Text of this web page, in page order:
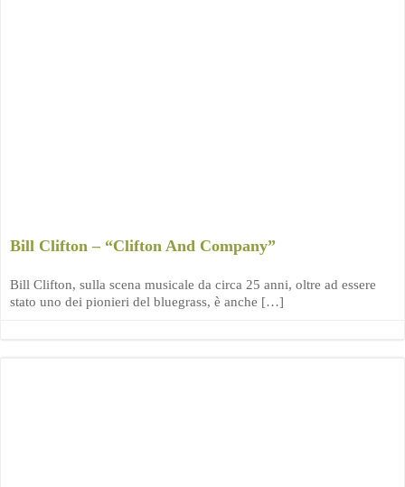
Bill Clifton – “Clifton And Company”
Bill Clifton, sulla scena musicale da circa 25 anni, oltre ad essere
stato uno dei pionieri del bluegrass, è anche […]